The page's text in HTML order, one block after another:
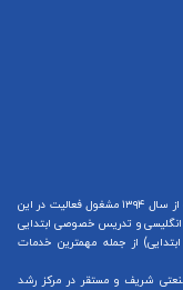
می باشد که از سال ۱۳۹۴ مشغول فعالیت در این
و تدریس خصوصی ابتدایی
) از جمله مهمترین خدمات
شریف و مستقر در مرکز رشد